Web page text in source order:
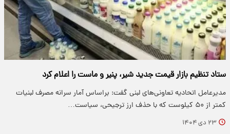
ستاد تنظیم بازار قیمت جدید شیر، پنیر و ماست را اعلام کرد
مدیرعامل اتحادیه تعاونی‌های لبنی گفت: براساس آمار سرانه مصرف لبنیات
کمتر از ۵۰ کیلوست که با حذف ارز ترجیحی، سیاست…
۲۳ دی ۱۴۰۴